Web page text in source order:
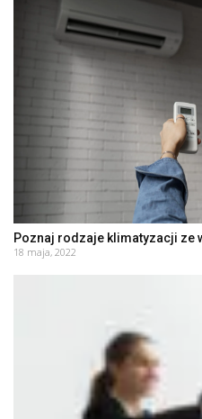
Poznaj rodzaje klimatyzacji ze
18 maja, 2022